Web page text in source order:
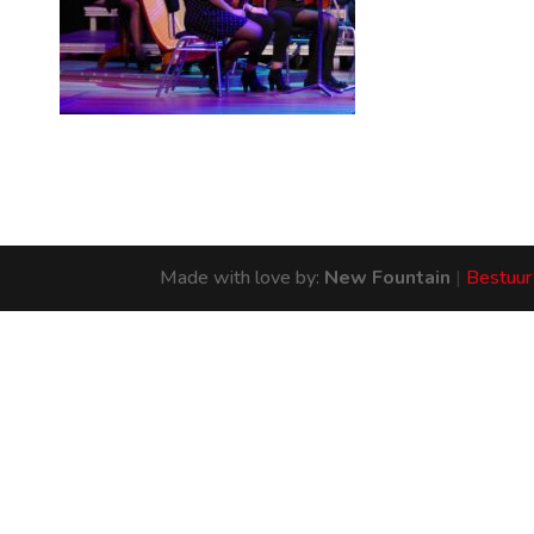
Made with love by: New Fountain |